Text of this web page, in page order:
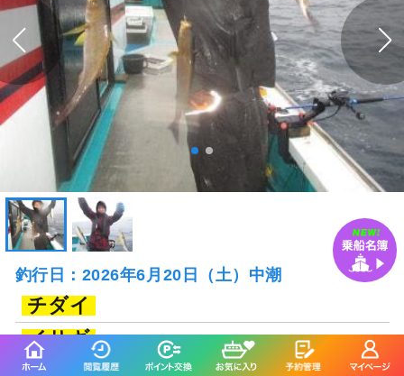
釣行日：2026年6月20日（土）中潮
チダイ
イサギ